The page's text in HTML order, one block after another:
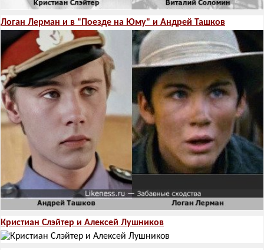
Логан Лерман и в "Поезде на Юму" и Андрей Ташков
Кристиан Слэйтер и Алексей Лушников